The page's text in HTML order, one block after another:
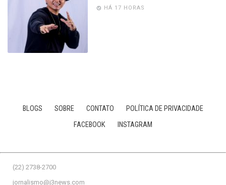
HÁ 17 HORAS
BLOGS SOBRE CONTATO
POLÍTICA DE PRIVACIDADE
FACEBOOK
INSTAGRAM
(22) 2738-2700
jornalismo@j3news.com